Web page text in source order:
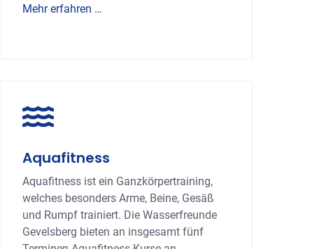
Mehr erfahren …
Aquafitness
Aquafitness ist ein Ganzkörpertraining,
welches besonders Arme, Beine, Gesäß
und Rumpf trainiert. Die Wasserfreunde
Gevelsberg bieten an insgesamt fünf